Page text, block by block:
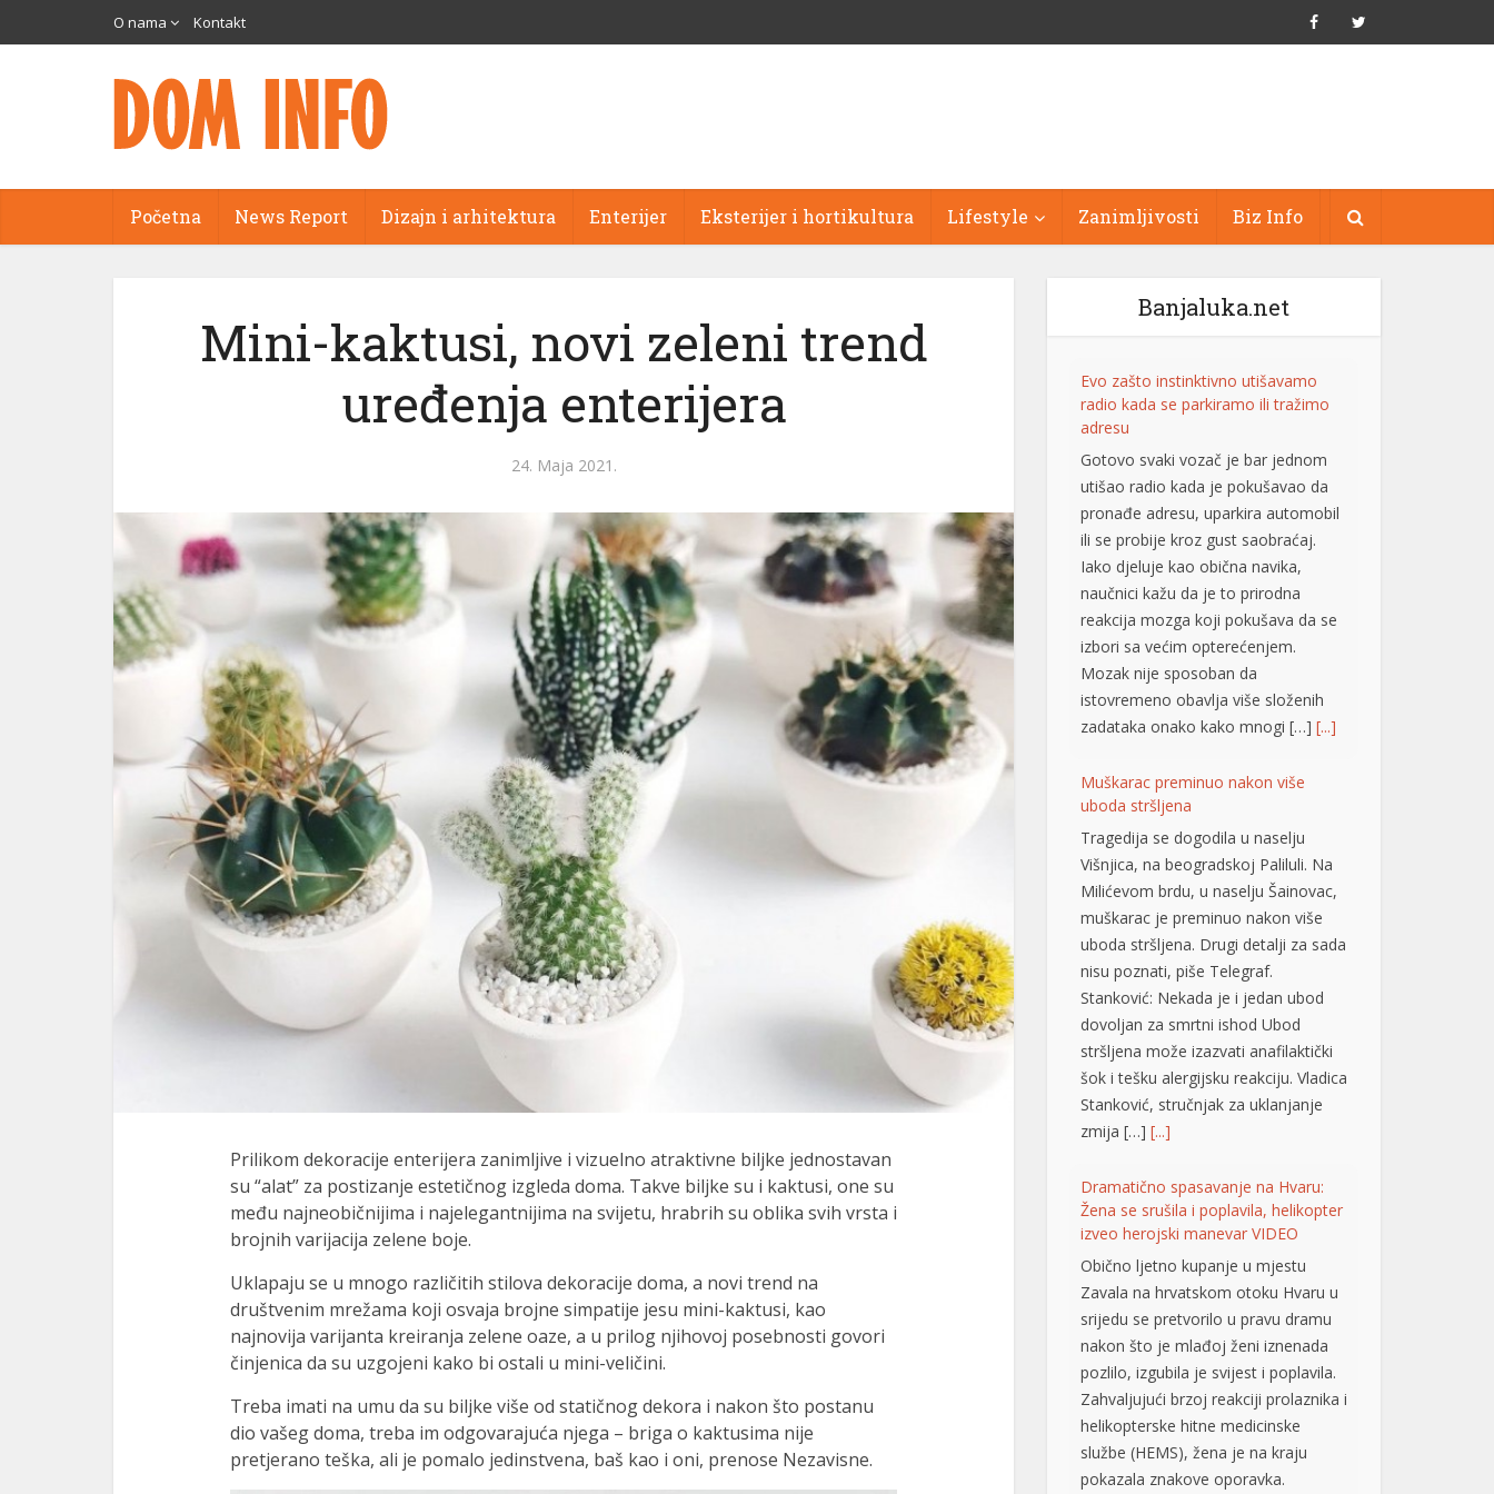
O nama Kontakt
Početna News Report Dizajn i arhitektura Enterijer Eksterijer i hortikultura Lifestyle Zanimljivosti Biz Info
Mini-kaktusi, novi zeleni trend
uređenja enterijera
24. Maja 2021.
Prilikom dekoracije enterijera zanimljive i vizuelno atraktivne biljke jednostavan
su “alat” za postizanje estetičnog izgleda doma. Takve biljke su i kaktusi, one su
među najneobičnijima i najelegantnijima na svijetu, hrabrih su oblika svih vrsta i
brojnih varijacija zelene boje.
Uklapaju se u mnogo različitih stilova dekoracije doma, a novi trend na
društvenim mrežama koji osvaja brojne simpatije jesu mini-kaktusi, kao
najnovija varijanta kreiranja zelene oaze, a u prilog njihovoj posebnosti govori
činjenica da su uzgojeni kako bi ostali u mini-veličini.
Treba imati na umu da su biljke više od statičnog dekora i nakon što postanu
dio vašeg doma, treba im odgovarajuća njega – briga o kaktusima nije
pretjerano teška, ali je pomalo jedinstvena, baš kao i oni, prenose Nezavisne.
Banjaluka.net
Evo zašto instinktivno utišavamo
radio kada se parkiramo ili tražimo
adresu
Gotovo svaki vozač je bar jednom
utišao radio kada je pokušavao da
pronađe adresu, uparkira automobil
ili se probije kroz gust saobraćaj.
Iako djeluje kao obična navika,
naučnici kažu da je to prirodna
reakcija mozga koji pokušava da se
izbori sa većim opterećenjem.
Mozak nije sposoban da
istovremeno obavlja više složenih
zadataka onako kako mnogi […] [...]
Muškarac preminuo nakon više
uboda stršljena
Tragedija se dogodila u naselju
Višnjica, na beogradskoj Paliluli. Na
Milićevom brdu, u naselju Šainovac,
muškarac je preminuo nakon više
uboda stršljena. Drugi detalji za sada
nisu poznati, piše Telegraf.
Stanković: Nekada je i jedan ubod
dovoljan za smrtni ishod Ubod
stršljena može izazvati anafilaktički
šok i tešku alergijsku reakciju. Vladica
Stanković, stručnjak za uklanjanje
zmija […] [...]
Dramatično spasavanje na Hvaru:
Žena se srušila i poplavila, helikopter
izveo herojski manevar VIDEO
Obično ljetno kupanje u mjestu
Zavala na hrvatskom otoku Hvaru u
srijedu se pretvorilo u pravu dramu
nakon što je mlađoj ženi iznenada
pozlilo, izgubila je svijest i poplavila.
Zahvaljujući brzoj reakciji prolaznika i
helikopterske hitne medicinske
službe (HEMS), žena je na kraju
pokazala znakove oporavka.